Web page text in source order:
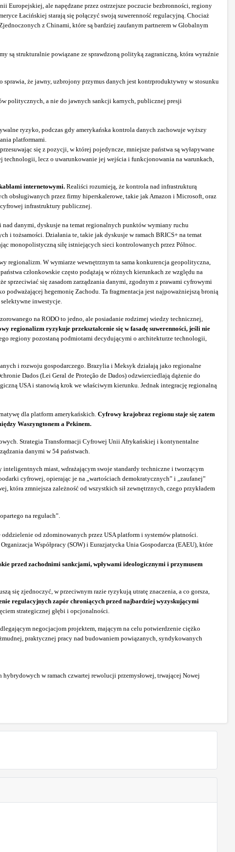
Europejskiej, ale napędzane przez ostrzejsze poczucie bezbronności, regiony
Łacińskiej starają się połączyć swoją suwerenność regulacyjną. Chociaż
z Chinami, które są bardziej zaufanym partnerem w Globalnym
są strukturalnie powiązane ze sprawdzoną polityką zagraniczną, która wyraźnie
że jawny, uzbrojony przymus danych jest kontrproduktywny w stosunku
politycznych, a nie do jawnych sankcji karnych, publicznej presji
ryzyko, podczas gdy amerykańska kontrola danych zachowuje wyższy
platformami.
się z pozycji, w której pojedyncze, mniejsze państwa są wyłapywane
lecz o uwarunkowanie jej wejścia i funkcjonowania na warunkach,
internetowymi. Realiści rozumieją, że kontrola nad infrastrukturą
obsługiwanych przez firmy hiperskalerowe, takie jak Amazon i Microsoft, oraz
infrastruktury publicznej.
danymi, dyskusje na temat regionalnych punktów wymiany ruchu
i tożsamości. Działania te, takie jak dyskusje w ramach BRICS+ na temat
monopolistyczną siłę istniejących sieci kontrolowanych przez Północ.
regionalizm. W wymiarze wewnętrznym ta sama konkurencja geopolityczna,
członkowskie często podążają w różnych kierunkach ze względu na
sprzeciwiać się zasadom zarządzania danymi, zgodnym z prawami cyfrowymi
hegemonię Zachodu. Ta fragmentacja jest najpoważniejszą bronią
inwestycje.
na RODO to jedno, ale posiadanie rodzimej wiedzy technicznej,
regionalizm ryzykuje przekształcenie się w fasadę suwerenności, jeśli nie
regiony pozostaną podmiotami decydującymi o architekturze technologii,
i rozwoju gospodarczego. Brazylia i Meksyk działają jako regionalne
Dados (Lei Geral de Proteção de Dados) odzwierciedlają dążenie do
USA i stanowią krok we właściwym kierunku. Jednak integrację regionalną
dla platform amerykańskich. Cyfrowy krajobraz regionu staje się zatem
Waszyngtonem a Pekinem.
Strategia Transformacji Cyfrowej Unii Afrykańskiej i kontynentalne
danymi w 54 państwach.
miast, wdrażającym swoje standardy techniczne i tworzącym
cyfrowej, opierając je na „wartościach demokratycznych” i „zaufanej”
która zmniejsza zależność od wszystkich sił zewnętrznych, czego przykładem
na regułach”.
od zdominowanych przez USA platform i systemów płatności.
Współpracy (SOW) i Eurazjatycka Unia Gospodarcza (EAEU), które
przed zachodnimi sankcjami, wpływami ideologicznymi i przymusem
się zjednoczyć, w przeciwnym razie ryzykują utratę znaczenia, a co gorsza,
regulacyjnych zapór chroniących przed najbardziej wyzyskującymi
strategicznej głębi i opcjonalności.
negocjacjom projektem, mającym na celu potwierdzenie ciężko
praktycznej pracy nad budowaniem powiązanych, syndykowanych
w ramach czwartej rewolucji przemysłowej, trwającej Nowej